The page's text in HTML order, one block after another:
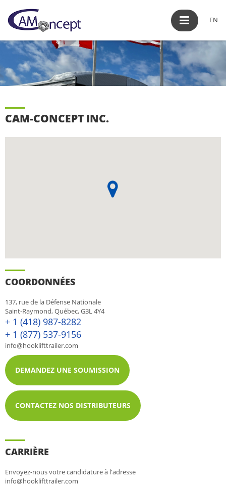
EN
CAM-CONCEPT INC.
COORDONNÉES
137, rue de la Défense Nationale
Saint-Raymond, Québec, G3L 4Y4
+ 1 (418) 987-8282
+ 1 (877) 537-9156
info@hooklifttrailer.com
DEMANDEZ UNE SOUMISSION
CONTACTEZ NOS DISTRIBUTEURS
CARRIÈRE
Envoyez-nous votre candidature à l'adresse
info@hooklifttrailer.com